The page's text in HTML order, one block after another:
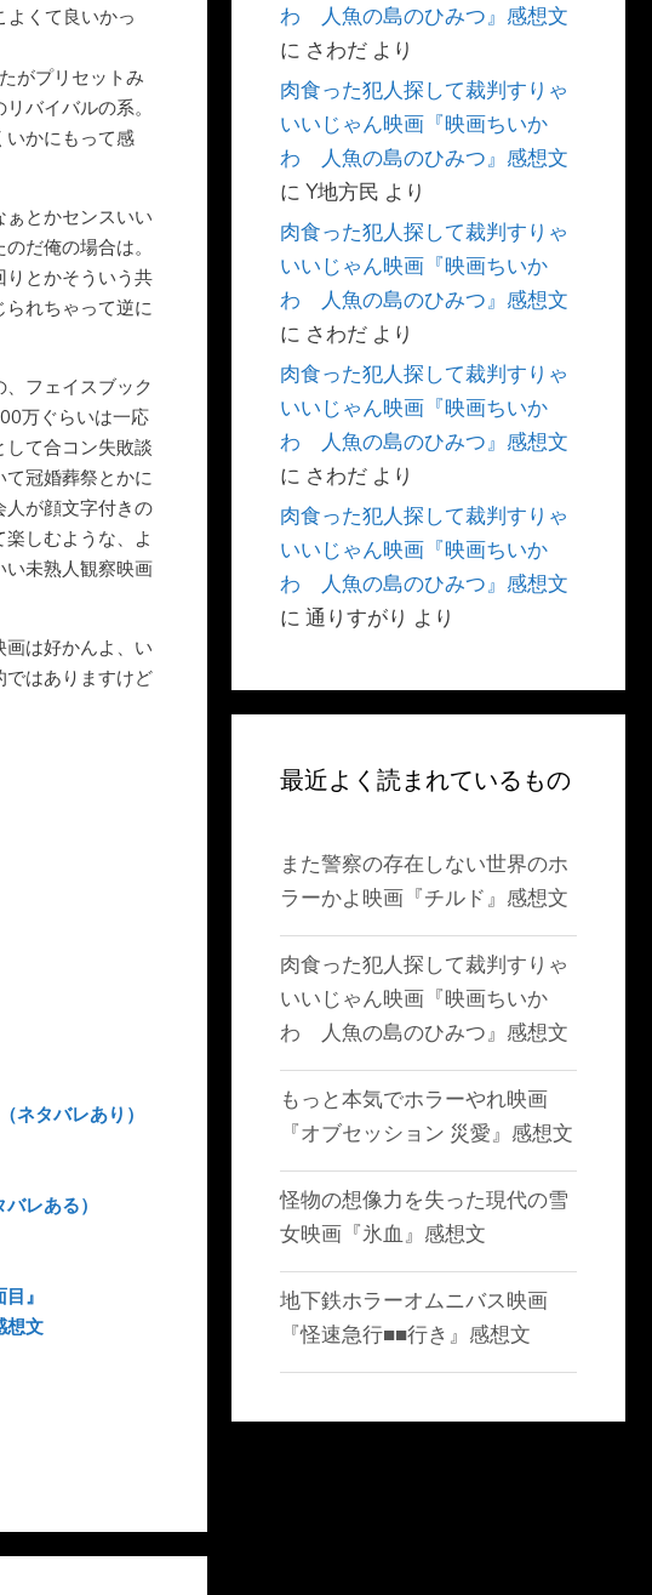
くて良いかっ
がプリセットみ
バイバルの系。
いかにもって感
とかセンスいい
だ俺の場合は。
りとかそういう共
れちゃって逆に
フェイスブック
万ぐらいは一応
て合コン失敗談
冠婚葬祭とかに
人が顔文字付きの
しむような、よ
い未熟人観察映画
は好かんよ、い
ではありますけど
ネタバレあり）
レある）
』
想文
わ 人魚の島のひみつ』感想文
に さわだ より
肉食った犯人探して裁判すりゃ
いいじゃん映画『映画ちいか
わ 人魚の島のひみつ』感想文
に Y地方民 より
肉食った犯人探して裁判すりゃ
いいじゃん映画『映画ちいか
わ 人魚の島のひみつ』感想文
に さわだ より
肉食った犯人探して裁判すりゃ
いいじゃん映画『映画ちいか
わ 人魚の島のひみつ』感想文
に さわだ より
肉食った犯人探して裁判すりゃ
いいじゃん映画『映画ちいか
わ 人魚の島のひみつ』感想文
に 通りすがり より
最近よく読まれているもの
また警察の存在しない世界のホ
ラーかよ映画『チルド』感想文
肉食った犯人探して裁判すりゃ
いいじゃん映画『映画ちいか
わ 人魚の島のひみつ』感想文
もっと本気でホラーやれ映画
『オブセッション 災愛』感想文
怪物の想像力を失った現代の雪
女映画『氷血』感想文
地下鉄ホラーオムニバス映画
『怪速急行■■行き』感想文